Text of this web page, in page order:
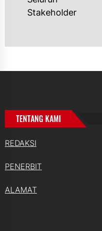
Stakeholder
TENTANG KAMI
REDAKSI
PENERBIT
ALAMAT